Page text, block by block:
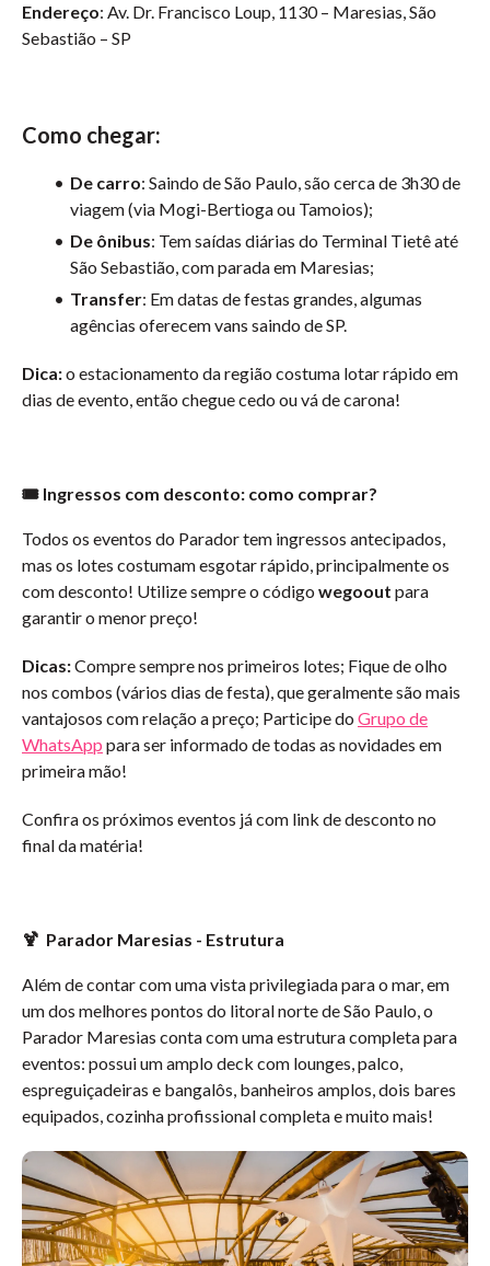
Endereço: Av. Dr. Francisco Loup, 1130 – Maresias, São
Sebastião – SP
Como chegar:
De carro: Saindo de São Paulo, são cerca de 3h30 de
viagem (via Mogi-Bertioga ou Tamoios);
De ônibus: Tem saídas diárias do Terminal Tietê até
São Sebastião, com parada em Maresias;
Transfer: Em datas de festas grandes, algumas
agências oferecem vans saindo de SP.
Dica:o estacionamento da região costuma lotar rápido em
dias de evento, então chegue cedo ou vá de carona!
🎟️ Ingressos com desconto: como comprar?
Todos os eventos do Parador tem ingressos antecipados,
mas os lotes costumam esgotar rápido, principalmente os
com desconto! Utilize sempre o código wegoout para
garantir o menor preço!
Dicas:Compre sempre nos primeiros lotes; Fique de olho
nos combos (vários dias de festa), que geralmente são mais
vantajosos com relação a preço; Participe do Grupo de
WhatsApp para ser informado de todas as novidades em
primeira mão!
Confira os próximos eventos já com link de desconto no
final da matéria!
🍹 Parador Maresias - Estrutura
Além de contar com uma vista privilegiada para o mar, em
um dos melhores pontos do litoral norte de São Paulo, o
Parador Maresias conta com uma estrutura completa para
eventos: possui um amplo deck com lounges, palco,
espreguiçadeiras e bangalôs, banheiros amplos, dois bares
equipados, cozinha profissional completa e muito mais!